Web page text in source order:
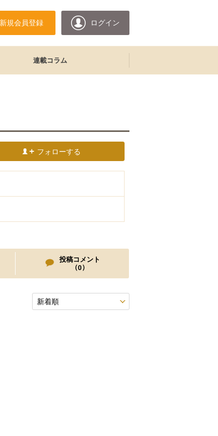
新規会員登録 ログイン
連載コラム
フォローする
投稿コメント
（0）